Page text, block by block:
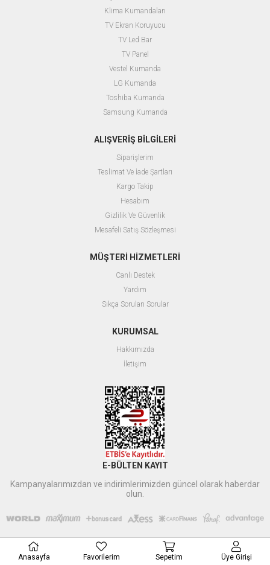
Klima Kumandaları
TV Ekran Koruyucu
TV Led Bar
TV Panel
Vestel Kumanda
LG Kumanda
Toshiba Kumanda
Samsung Kumanda
ALIŞVERİŞ BİLGİLERİ
Siparişlerim
Teslimat Ve İade Şartları
Kargo Takip
Hesabım
Gizlilik Ve Güvenlik
Mesafeli Satış Sözleşmesi
MÜŞTERİ HİZMETLERİ
Canlı Destek
Yardım
Sıkça Sorulan Sorular
KURUMSAL
Hakkımızda
İletişim
E-BÜLTEN KAYIT
Kampanyalarımızdan ve indirimlerimizden güncel olarak haberdar
olun.
Xbyildirim tarafından düzenlenmiştir
Anasayfa Favorilerim Sepetim Üye Girişi